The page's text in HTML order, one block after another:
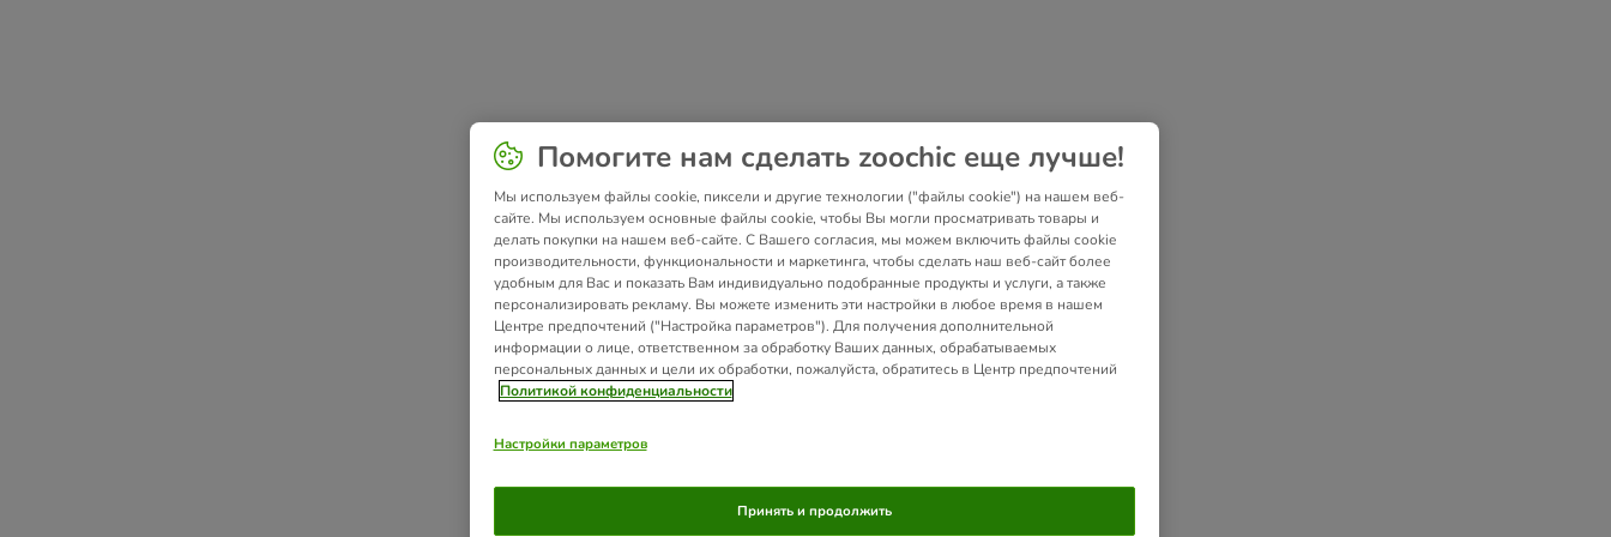
Помогите нам сделать zoochic еще лучше!
Мы используем файлы cookie, пиксели и другие технологии ("файлы cookie") на нашем веб-
сайте. Мы используем основные файлы cookie, чтобы Вы могли просматривать товары и
делать покупки на нашем веб-сайте. С Вашего согласия, мы можем включить файлы cookie
производительности, функциональности и маркетинга, чтобы сделать наш веб-сайт более
удобным для Вас и показать Вам индивидуально подобранные продукты и услуги, а также
персонализировать рекламу. Вы можете изменить эти настройки в любое время в нашем
Центре предпочтений ("Настройка параметров"). Для получения дополнительной
информации о лице, ответственном за обработку Ваших данных, обрабатываемых
персональных данных и цели их обработки, пожалуйста, обратитесь в Центр предпочтений
Политикой конфиденциальности
Настройки параметров
Принять и продолжить